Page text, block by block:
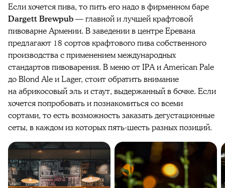
Если хочется пива, то пить его надо в фирменном баре
Dargett Brewpub— главной и лучшей крафтовой
пивоварне Армении. В заведении в центре Еревана
предлагают 18 сортов крафтового пива собственного
производства с применением международных
стандартов пивоварения. В меню от IPA и American Pale
до Blond Ale и Lager, стоит обратить внимание
на абрикосовый эль и стаут, выдержанный в бочке. Если
хочется попробовать и познакомиться со всеми
сортами, то есть возможность заказать дегустационные
сеты, в каждом из которых пять-шесть разных позиций.